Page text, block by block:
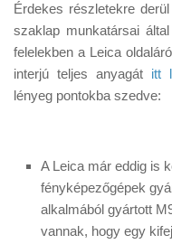
Tudástár
Tanácsok
Érdekességek
Érdekes részletekre
szaklap munkatársai
felelekben a Leica
interjú teljes anyagát itt
lényeg pontokba szedve:
A Leica már eddig is
fényképezőgépek
alkalmából gyártott
vannak, hogy egy